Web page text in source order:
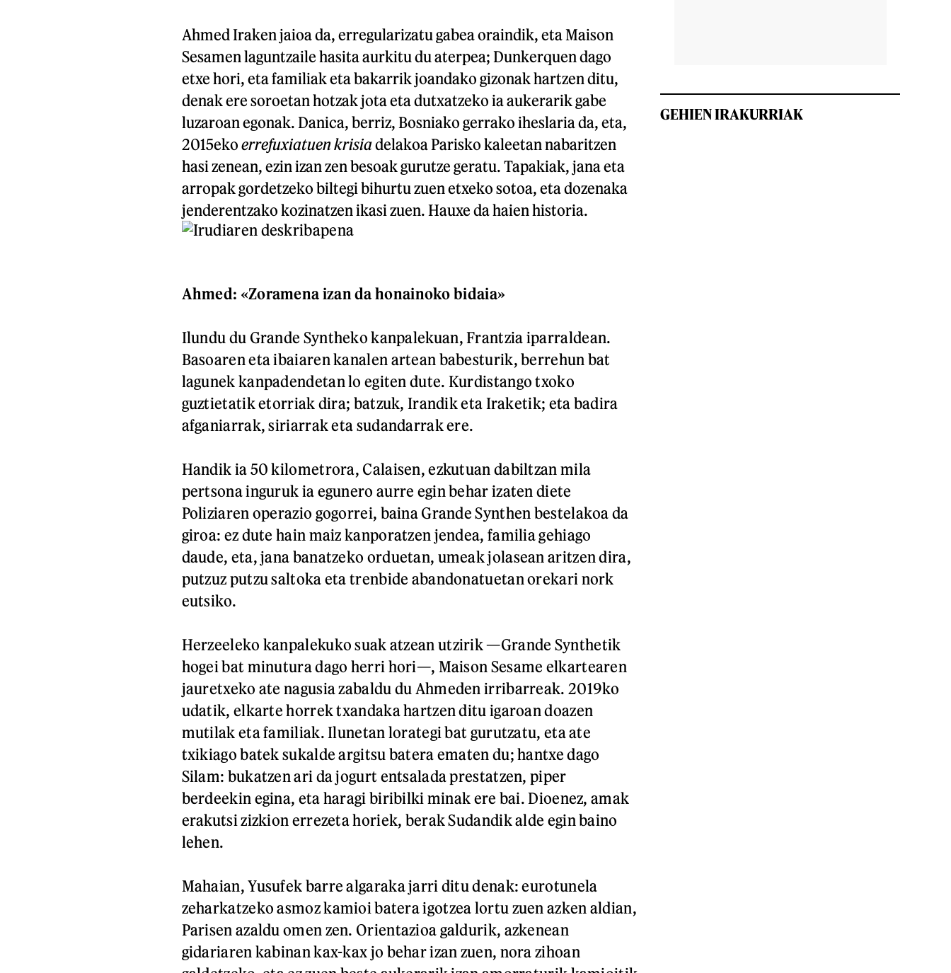
Ahmed Iraken jaioa da, erregularizatu gabea oraindik, eta Maison
Sesamen laguntzaile hasita aurkitu du aterpea; Dunkerquen dago
etxe hori, eta familiak eta bakarrik joandako gizonak hartzen ditu,
denak ere soroetan hotzak jota eta dutxatzeko ia aukerarik gabe
luzaroan egonak. Danica, berriz, Bosniako gerrako iheslaria da, eta,
2015eko errefuxiatuen krisiadelakoa Parisko kaleetan nabaritzen
hasi zenean, ezin izan zen besoak gurutze geratu. Tapakiak, jana eta
arropak gordetzeko biltegi bihurtu zuen etxeko sotoa, eta dozenaka
jenderentzako kozinatzen ikasi zuen. Hauxe da haien historia.
Ahmed: «Zoramena izan da honainoko bidaia»
Ilundu du Grande Syntheko kanpalekuan, Frantzia iparraldean.
Basoaren eta ibaiaren kanalen artean babesturik, berrehun bat
lagunek kanpadendetan lo egiten dute. Kurdistango txoko
guztietatik etorriak dira; batzuk, Irandik eta Iraketik; eta badira
afganiarrak, siriarrak eta sudandarrak ere.
Handik ia 50 kilometrora, Calaisen, ezkutuan dabiltzan mila
pertsona inguruk ia egunero aurre egin behar izaten diete
Poliziaren operazio gogorrei, baina Grande Synthen bestelakoa da
giroa: ez dute hain maiz kanporatzen jendea, familia gehiago
daude, eta, jana banatzeko orduetan, umeak jolasean aritzen dira,
putzuz putzu saltoka eta trenbide abandonatuetan orekari nork
eutsiko.
Herzeeleko kanpalekuko suak atzean utzirik —Grande Synthetik
hogei bat minutura dago herri hori—, Maison Sesame elkartearen
jauretxeko ate nagusia zabaldu du Ahmeden irribarreak. 2019ko
udatik, elkarte horrek txandaka hartzen ditu igaroan doazen
mutilak eta familiak. Ilunetan lorategi bat gurutzatu, eta ate
txikiago batek sukalde argitsu batera ematen du; hantxe dago
Silam: bukatzen ari da jogurt entsalada prestatzen, piper
berdeekin egina, eta haragi biribilki minak ere bai. Dioenez, amak
erakutsi zizkion errezeta horiek, berak Sudandik alde egin baino
lehen.
Mahaian, Yusufek barre algaraka jarri ditu denak: eurotunela
zeharkatzeko asmoz kamioi batera igotzea lortu zuen azken aldian,
Parisen azaldu omen zen. Orientazioa galdurik, azkenean
gidariaren kabinan kax-kax jo behar izan zuen, nora zihoan
GEHIEN IRAKURRIAK